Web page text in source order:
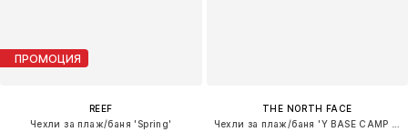
ПРОМОЦИЯ
REEF
Чехли за плаж/баня 'Spring'
THE NORTH FACE